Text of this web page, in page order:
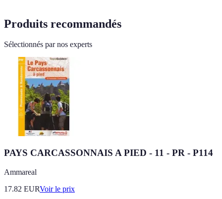
Produits recommandés
Sélectionnés par nos experts
PAYS CARCASSONNAIS A PIED - 11 - PR - P114
Ammareal
17.82 EURVoir le prix